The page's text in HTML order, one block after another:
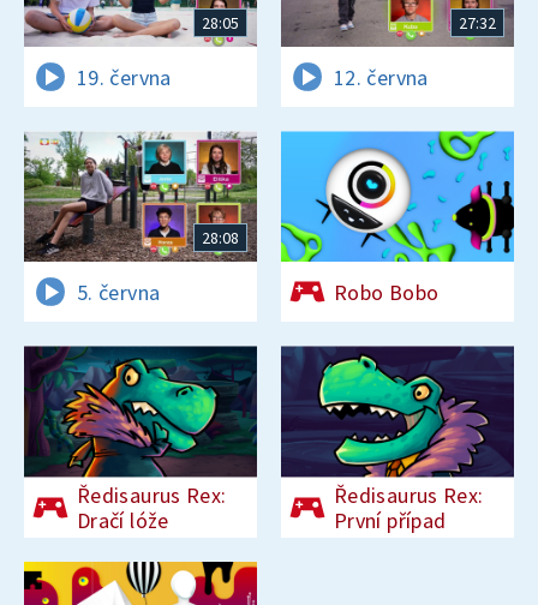
28:05
19. června
27:32
12. června
28:08
5. června Robo Bobo
Ředisaurus Rex:
Dračí lóže
Ředisaurus Rex:
První případ